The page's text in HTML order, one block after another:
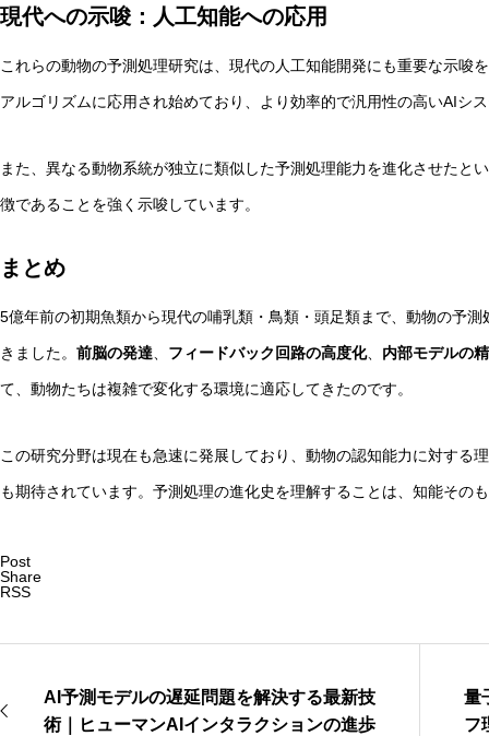
現代への示唆：人工知能への応用
これらの動物の予測処理研究は、現代の人工知能開発にも重要な示唆
アルゴリズムに応用され始めており、より効率的で汎用性の高いAIシ
また、異なる動物系統が独立に類似した予測処理能力を進化させたと
徴であることを強く示唆しています。
まとめ
5億年前の初期魚類から現代の哺乳類・鳥類・頭足類まで、動物の予
きました。 前脳の発達 フィードバック回路の高度化、 内部モデルの
て、動物たちは複雑で変化する環境に適応してきたのです。
この研究分野は現在も急速に発展しており、動物の認知能力に対する
も期待されています。予測処理の進化史を理解することは、知能その
Post
Share
RSS
AI予測モデルの遅延問題を解決する最新技
術｜ヒューマンAIインタラクションの進歩
量
フ